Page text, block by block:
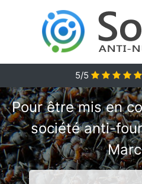
5/5
Pour être mis en
société anti-